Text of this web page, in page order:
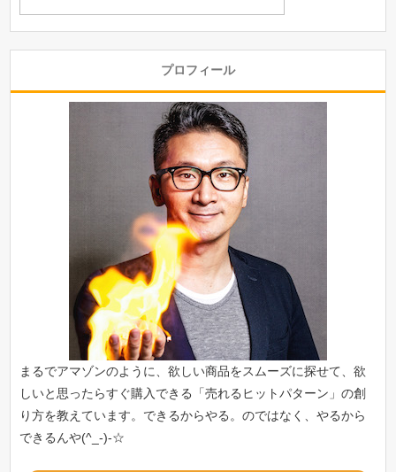
プロフィール
まるでアマゾンのように、欲しい商品をスムーズに探せて、欲
しいと思ったらすぐ購入できる「売れるヒットパターン 」の創
り方を教えています。できるからやる。のではなく、やるから
できるんや(^_-)-☆